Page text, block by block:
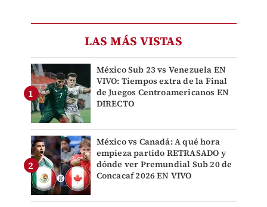
LAS MÁS VISTAS
México Sub 23 vs Venezuela EN
VIVO: Tiempos extra de la Final
de Juegos Centroamericanos EN
DIRECTO
México vs Canadá: A qué hora
empieza partido RETRASADO y
dónde ver Premundial Sub 20 de
Concacaf 2026 EN VIVO